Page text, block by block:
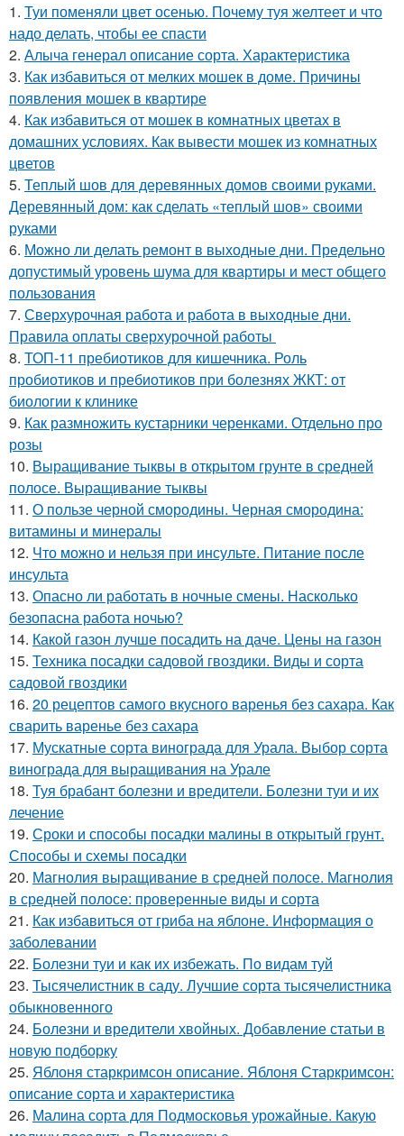
1. Туи поменяли цвет осенью. Почему туя желтеет и что
надо делать, чтобы ее спасти
2. Алыча генерал описание сорта. Характеристика
3. Как избавиться от мелких мошек в доме. Причины
появления мошек в квартире
4. Как избавиться от мошек в комнатных цветах в
домашних условиях. Как вывести мошек из комнатных
цветов
5. Теплый шов для деревянных домов своими руками.
Деревянный дом: как сделать «теплый шов» своими
руками
6. Можно ли делать ремонт в выходные дни. Предельно
допустимый уровень шума для квартиры и мест общего
пользования
7. Сверхурочная работа и работа в выходные дни.
Правила оплаты сверхурочной работы
8. ТОП-11 пребиотиков для кишечника. Роль
пробиотиков и пребиотиков при болезнях ЖКТ: от
биологии к клинике
9. Как размножить кустарники черенками. Отдельно про
розы
10. Выращивание тыквы в открытом грунте в средней
полосе. Выращивание тыквы
11. О пользе черной смородины. Черная смородина:
витамины и минералы
12. Что можно и нельзя при инсульте. Питание после
инсульта
13. Опасно ли работать в ночные смены. Насколько
безопасна работа ночью?
14. Какой газон лучше посадить на даче. Цены на газон
15. Техника посадки садовой гвоздики. Виды и сорта
садовой гвоздики
16. 20 рецептов самого вкусного варенья без сахара. Как
сварить варенье без сахара
17. Мускатные сорта винограда для Урала. Выбор сорта
винограда для выращивания на Урале
18. Туя брабант болезни и вредители. Болезни туи и их
лечение
19. Сроки и способы посадки малины в открытый грунт.
Способы и схемы посадки
20. Магнолия выращивание в средней полосе. Магнолия
в средней полосе: проверенные виды и сорта
21. Как избавиться от гриба на яблоне. Информация о
заболевании
22. Болезни туи и как их избежать. По видам туй
23. Тысячелистник в саду. Лучшие сорта тысячелистника
обыкновенного
24. Болезни и вредители хвойных. Добавление статьи в
новую подборку
25. Яблоня старкримсон описание. Яблоня Старкримсон:
описание сорта и характеристика
26. Малина сорта для Подмосковья урожайные. Какую